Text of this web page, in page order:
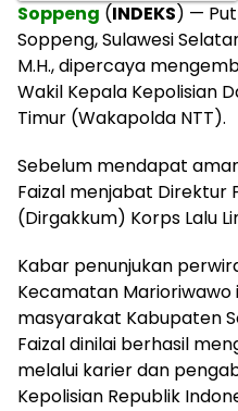
Soppeng (INDEKS) —
Soppeng, Sulawesi
M.H., dipercaya
Wakil Kepala Kepolisian
Timur (Wakapolda NTT).
Sebelum mendapat
Faizal menjabat Direktur
(Dirgakkum) Korps Lalu
Kabar penunjukan
Kecamatan
masyarakat Kabupaten
Faizal dinilai berhasil
melalui karier dan
Kepolisian Republik